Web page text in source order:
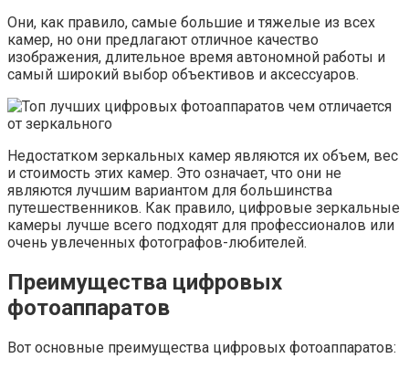
Они, как правило, самые большие и тяжелые из всех
камер, но они предлагают отличное качество
изображения, длительное время автономной работы и
самый широкий выбор объективов и аксессуаров.
Недостатком зеркальных камер являются их объем, вес
и стоимость этих камер. Это означает, что они не
являются лучшим вариантом для большинства
путешественников. Как правило, цифровые зеркальные
камеры лучше всего подходят для профессионалов или
очень увлеченных фотографов-любителей.
Преимущества цифровых
фотоаппаратов
Вот основные преимущества цифровых фотоаппаратов: